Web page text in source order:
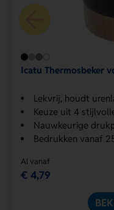
Icatu Thermosbeker
Lekvrij, houdt
Keuze uit 4
Nauwkeurige
Bedrukken vanaf
Al vanaf
€ 4,79